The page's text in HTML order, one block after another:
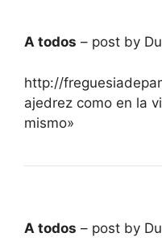
A todos – post by
http://
ajedrez como en la
mismo»
A todos – post by